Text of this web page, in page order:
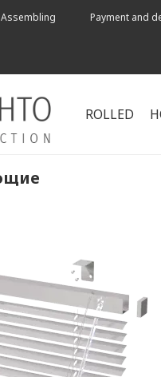
Assembling Payment and
ROLLED